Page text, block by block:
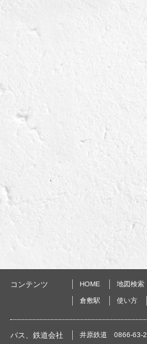
コンテンツ HOME 地図検索
倉敷駅 使い方
バス、鉄道会社 井原鉄道 0866-63-